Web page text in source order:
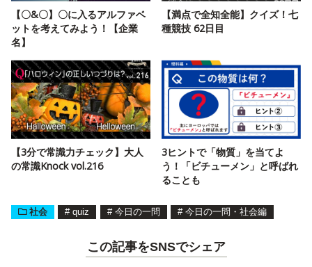
【〇&〇】〇に入るアルファベ
ットを考えてみよう！【企業
名】
【満点で全知全能】クイズ！七
種競技 62日目
【3分で常識力チェック】大人
の常識Knock vol.216
3ヒントで「物質」を当てよ
う！「ビチューメン」と呼ばれ
ることも
社会 # quiz # 今日の一問 # 今日の一問・社会編
この記事をSNSでシェア